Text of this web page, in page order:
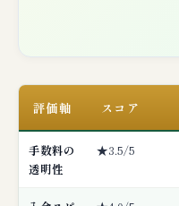
評価軸 スコア
手数料の
透明性
★3.5/5